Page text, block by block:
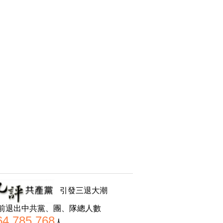
引發三退大潮
退出中共黨、團、隊總人數